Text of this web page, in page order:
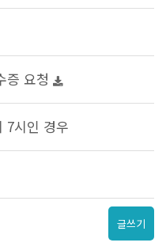
증 요청
7시인 경우
글쓰기